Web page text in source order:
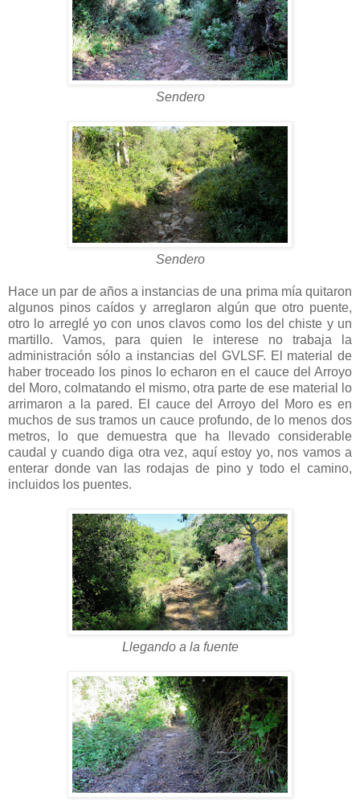
Sendero
Sendero
Hace un par de años a instancias de una prima mía quitaron
algunos pinos caídos y arreglaron algún que otro puente,
otro lo arreglé yo con unos clavos como los del chiste y un
martillo. Vamos, para quien le interese no trabaja la
administración sólo a instancias del GVLSF. El material de
haber troceado los pinos lo echaron en el cauce del Arroyo
del Moro, colmatando el mismo, otra parte de ese material lo
arrimaron a la pared. El cauce del Arroyo del Moro es en
muchos de sus tramos un cauce profundo, de lo menos dos
metros, lo que demuestra que ha llevado considerable
caudal y cuando diga otra vez, aquí estoy yo, nos vamos a
enterar donde van las rodajas de pino y todo el camino,
incluidos los puentes.
Llegando a la fuente